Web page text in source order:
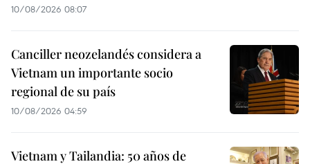
10/08/2026 08:07
Canciller neozelandés considera a
Vietnam un importante socio
regional de su país
10/08/2026 04:59
Vietnam y Tailandia: 50 años de